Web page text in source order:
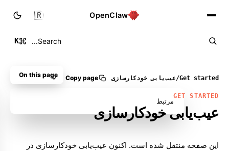
OpenClaw
Search...
K
🇮🇷
Get started
/عیب‌یابی خودکارسازی Copy page
GET STARTED
عیب‌یابی خودکارسازی
این صفحه منتقل شده است. اکنون عیب‌یابی خودکارسازی در
On this page
مرتبط
Molty